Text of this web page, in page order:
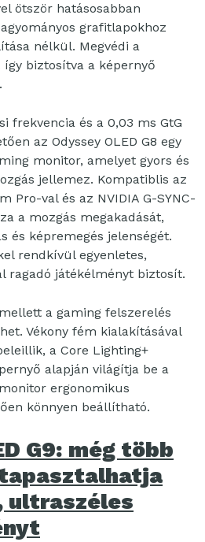
ötször hatásosabban
grafitlapokhoz
nélkül. Megvédi a
biztosítva a képernyő
frekvencia és a 0,03 ms GtG
az Odyssey OLED G8 egy
monitor, amelyet gyors és
jellemez. Kompatiblis az
Pro-val és az NVIDIA G-SYNC-
a mozgás megakadását,
és képremegés jelenségét.
rendkívül egyenletes,
ragadó játékélményt biztosít.
a gaming felszerelés
Vékony fém kialakításával
a Core Lighting+
alapján világítja be a
ergonomikus
könnyen beállítható.
G9: még több
ultraszéles